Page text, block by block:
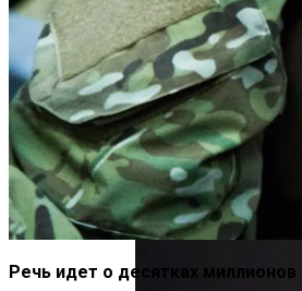
«Морковное» ДТП
Николаев:
Речь идет о десятках миллионов